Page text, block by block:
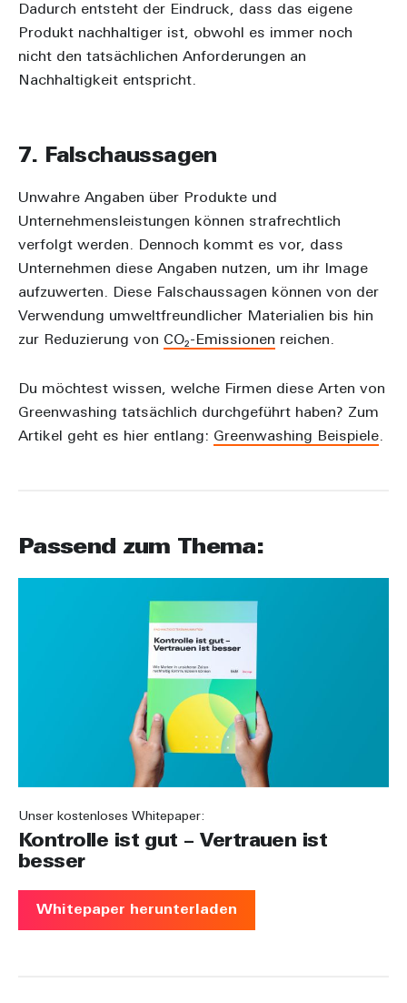
Dadurch entsteht der Eindruck, dass das eigene
Produkt nachhaltiger ist, obwohl es immer noch
nicht den tatsächlichen Anforderungen an
Nachhaltigkeit entspricht.
7. Falschaussagen
Unwahre Angaben über Produkte und
Unternehmensleistungen können strafrechtlich
verfolgt werden. Dennoch kommt es vor, dass
Unternehmen diese Angaben nutzen, um ihr Image
aufzuwerten. Diese Falschaussagen können von der
Verwendung umweltfreundlicher Materialien bis hin
zur Reduzierung von CO₂-Emissionen reichen.
Du möchtest wissen, welche Firmen diese Arten von
Greenwashing tatsächlich durchgeführt haben? Zum
Artikel geht es hier entlang: Greenwashing Beispiele.
Passend zum Thema:
Unser kostenloses Whitepaper:
Kontrolle ist gut – Vertrauen ist
besser
Whitepaper herunterladen